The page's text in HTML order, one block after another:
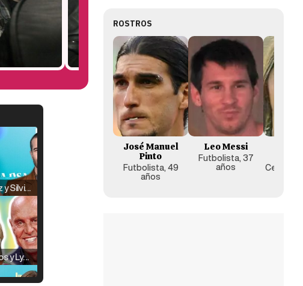
Raúl Rodríguez y Silvia Taulés nos cuentan su papel en 'La familia de la tele'
Kiko Matamoros y Lydia Lozano: "Nuestro público es de todas las edades y RTVE tiene un público muy pegado a las novelas, al que tenemos que captar"
ROSTROS
José Manuel
Pinto
Futbolista, 49
años
Leo Messi
Futbolista, 37
años